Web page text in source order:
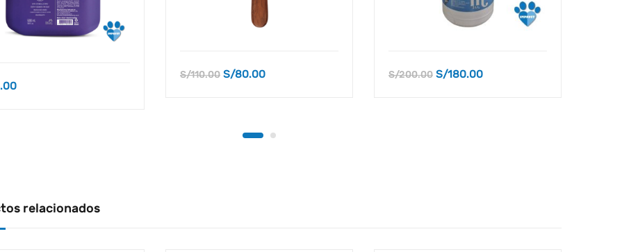
S/110.00 S/80.00 S/200.00 S/180.00
relacionados